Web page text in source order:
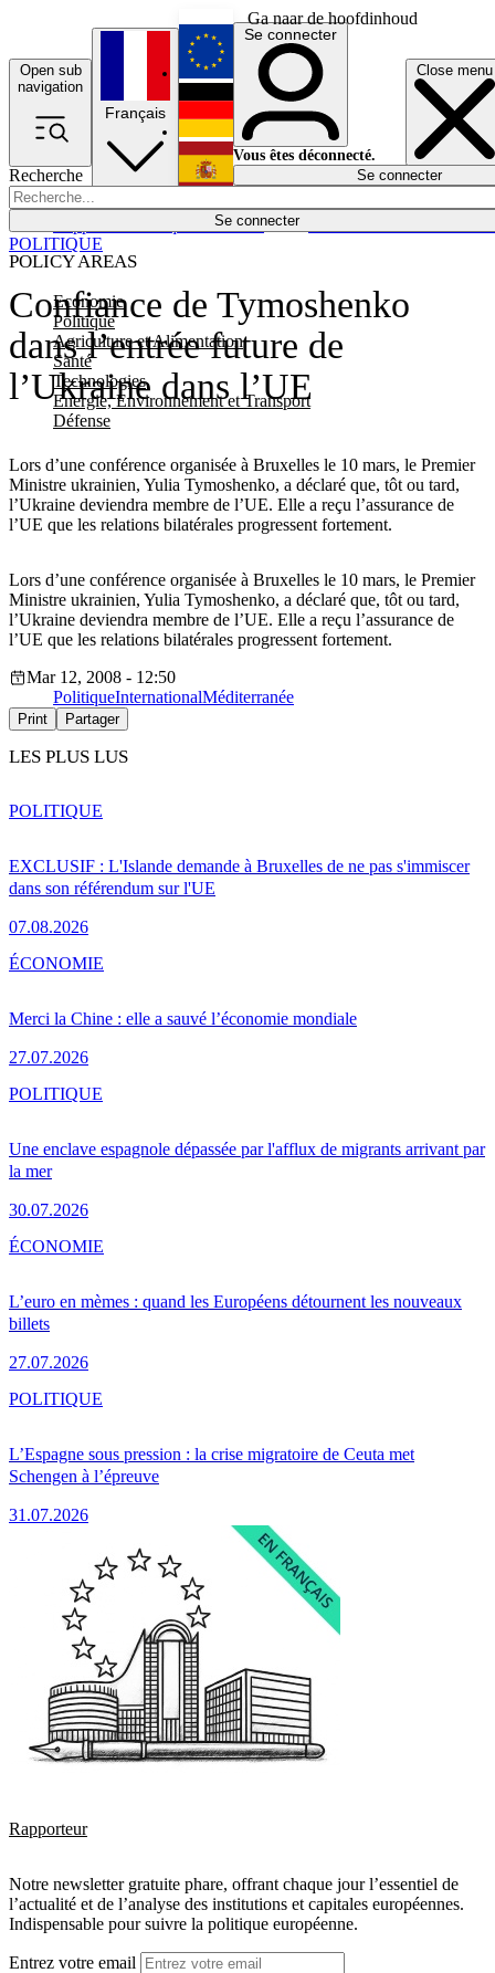
Ga naar de hoofdinhoud
Open sub
navigation
Close menu
Recherche
Se connecter
POLICY AREAS
Economie
Politique
Agriculture et Alimentation
Santé
Technologies
Energie, Environnement et Transport
Défense
Économie
Français
English
Deutsch
Español
Se connecter
Vous êtes déconnecté.
Se connecter
Confiance de Tymoshenko
dans l’entrée future de
l’Ukraine dans l’UE
Lors d’une conférence organisée à Bruxelles le 10 mars, le Premier
Ministre ukrainien, Yulia Tymoshenko, a déclaré que, tôt ou tard,
l’Ukraine deviendra membre de l’UE. Elle a reçu l’assurance de
l’UE que les relations bilatérales progressent fortement.
POLITIQUE
Lors d’une conférence organisée à Bruxelles le 10 mars, le Premier
Ministre ukrainien, Yulia Tymoshenko, a déclaré que, tôt ou tard,
l’Ukraine deviendra membre de l’UE. Elle a reçu l’assurance de
l’UE que les relations bilatérales progressent fortement.
Mar 12, 2008 - 12:50
PolitiqueInternationalMéditerranée
Print Partager
LES PLUS LUS
EXCLUSIF : L'Islande demande à Bruxelles de ne pas s'immiscer
dans son référendum sur l'UE
07.08.2026
POLITIQUE
Merci la Chine : elle a sauvé l’économie mondiale
27.07.2026
ÉCONOMIE
Une enclave espagnole dépassée par l'afflux de migrants arrivant par
la mer
30.07.2026
POLITIQUE
L’euro en mèmes : quand les Européens détournent les nouveaux
billets
27.07.2026
ÉCONOMIE
L’Espagne sous pression : la crise migratoire de Ceuta met
Schengen à l’épreuve
31.07.2026
POLITIQUE
Rapporteur
Notre newsletter gratuite phare, offrant chaque jour l’essentiel de
l’actualité et de l’analyse des institutions et capitales européennes.
Indispensable pour suivre la politique européenne.
Entrez votre email